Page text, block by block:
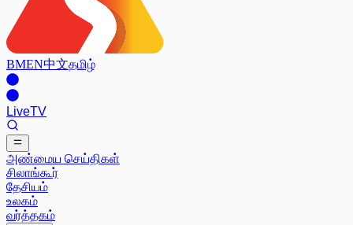
BMEN中文தமிழ்
LiveTV
அண்மைய செய்திகள்
சிலாங்கூர்
தேசியம்
உலகம்
வர்த்தகம்